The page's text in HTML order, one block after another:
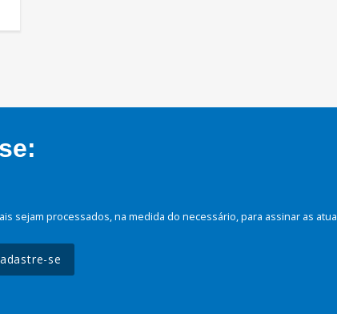
sejam processados, na medida do necessário, para assinar as
se